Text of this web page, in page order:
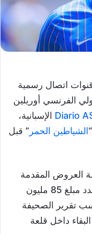
اتصال رسمية
الفرنسي أوريلين
Diario الإسبانية،
الشياطين الحمر ” قبل
العروض المقدمة
للاعب البالغ من العمر 24 عاماً، وحدد مبلغ 85 مليون
تقرير الصحيفة
داخل قلعة